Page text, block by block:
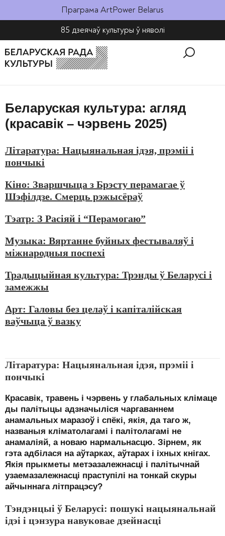
Праграма ArtPower Belarus
85 дзеячаў культуры ў няволі​
Беларуская культура: агляд
(красавік – чэрвень 2025)
Літаратура: Нацыянальная ідэя, прэміі і
пончыкі
Кіно: Зваршчыца з Брэсту перамагае ў
Шэфілдзе. Смерць рэжысёраў
Тэатр: З Расіяй і “Перамогаю”
Музыка: Вяртанне буйных фестываляў і
міжнародныя поспехі
Традыцыйная культура: Трэнды ў Беларусі і
замежжы
Арт: Галовы без целаў і капіталійская
ваўчыца ў вазку
Літаратура: Нацыянальная ідэя, прэміі і
пончыкі
Красавік, травень і чэрвень у глабальных клімаце
ды палітыцы адзначыліся чаргаваннем
анамальных маразоў і спёкі, якія, да таго ж,
названыя кліматолагамі і палітолагамі не
анамаліяй, а новаю нармальнасцю. Зірнем, як
гэта адбілася на аўтарках, аўтарах і іхных кнігах.
Якія прыкметы метэазалежнасці і палітычнай
узаемазалежнасці праступілі на тонкай скуры
айчыннага літпрацэсу?
Тэндэнцыі ў Беларусі: пошукі нацыянальнай
ідэі і цэнзура навуковае дзейнасці